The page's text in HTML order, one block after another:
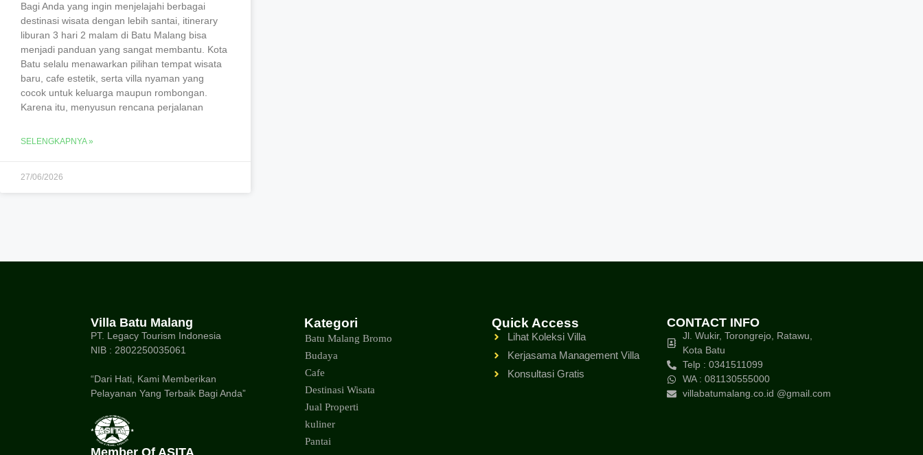
Bagi Anda yang ingin menjelajahi berbagai
destinasi wisata dengan lebih santai, itinerary
liburan 3 hari 2 malam di Batu Malang bisa
menjadi panduan yang sangat membantu. Kota
Batu selalu menawarkan pilihan tempat wisata
baru, cafe estetik, serta villa nyaman yang
cocok untuk keluarga maupun rombongan.
Karena itu, menyusun rencana perjalanan
SELENGKAPNYA »
27/06/2026
Villa Batu Malang
PT. Legacy Tourism Indonesia
NIB : 2802250035061
“Dari Hati, Kami Memberikan
Pelayanan Yang Terbaik Bagi Anda”
Kategori
Batu Malang Bromo
Budaya
Cafe
Destinasi Wisata
Jual Properti
kuliner
Pantai
Quick Access
Lihat Koleksi Villa
Kerjasama Management Villa
Konsultasi Gratis
CONTACT INFO
Jl. Wukir, Torongrejo, Ratawu,
Kota Batu
Telp : 0341511099
WA : 081130555000
villabatumalang.co.id @gmail.com